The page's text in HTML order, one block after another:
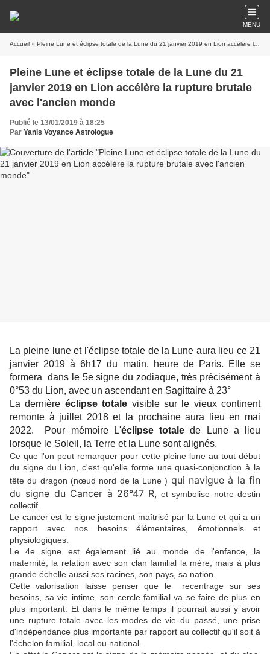
MENU
Accueil » Pleine Lune et éclipse totale de la Lune du 21 janvier 2019 en Lion accélère la rupture brutale avec l'ancien monde
Pleine Lune et éclipse totale de la Lune du 21
janvier 2019 en Lion accélère la rupture brutale
avec l'ancien monde
Publié le 13/01/2019 à 18:25
Par Yanis Voyance Astrologue
La pleine lune et l'éclipse totale de la Lune aura lieu ce 21
janvier 2019 à 6h17 du matin, heure de Paris. Elle se
formera dans le 5e signe du zodiaque, très précisément à
0°53 du Lion, avec un ascendant en Sagittaire à 23°
La dernière éclipse totale visible sur le vieux continent
remonte à juillet 2018 et la prochaine aura lieu en mai
2022. Pour mémoire L'éclipse totale de Lune a lieu
lorsque le Soleil, la Terre et la Lune sont alignés.
Ce que l'on peut remarquer pour cette pleine lune au tout début
du signe du Lion, c'est qu'elle forme une quasi-conjonction à la
tête du dragon (nœud nord de la Lune ) qui navigue à la fin
du signe du Cancer à 26°47 R, et symbolise notre destin
collectif .
Le cancer est le signe justement maîtrisé par la Lune et qui a un
rapport avec nos besoins élémentaires, émotionnels et
physiologiques.
Le 4e signe est également lié au monde de l'enfance, la
maternité, la relation avec son clan familial la mère, mais à plus
grande échelle aussi ses racines, son pays, sa nation.
Cette valorisation laisse penser que le recentrage sur ses
besoins, sa vie intime, son cercle familial va se faire de plus en
plus important. Et dans le même temps il pourrait aussi y avoir
une rupture totale avec les modes de vie du passé, une prise
d'indépendance plus importante par rapport au collectif qu'il soit à
l'échelon familial, local ou national.